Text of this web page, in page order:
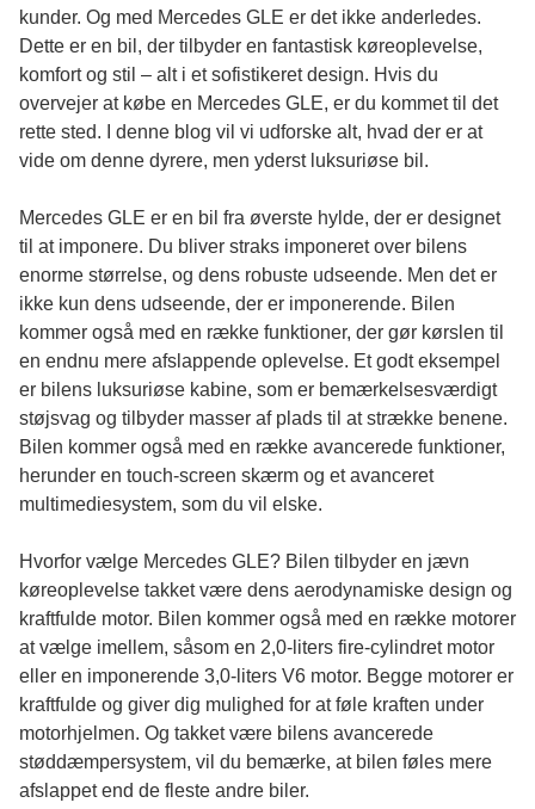
kunder. Og med Mercedes GLE er det ikke anderledes.
Dette er en bil, der tilbyder en fantastisk køreoplevelse,
komfort og stil – alt i et sofistikeret design. Hvis du
overvejer at købe en Mercedes GLE, er du kommet til det
rette sted. I denne blog vil vi udforske alt, hvad der er at
vide om denne dyrere, men yderst luksuriøse bil.
Mercedes GLE er en bil fra øverste hylde, der er designet
til at imponere. Du bliver straks imponeret over bilens
enorme størrelse, og dens robuste udseende. Men det er
ikke kun dens udseende, der er imponerende. Bilen
kommer også med en række funktioner, der gør kørslen til
en endnu mere afslappende oplevelse. Et godt eksempel
er bilens luksuriøse kabine, som er bemærkelsesværdigt
støjsvag og tilbyder masser af plads til at strække benene.
Bilen kommer også med en række avancerede funktioner,
herunder en touch-screen skærm og et avanceret
multimediesystem, som du vil elske.
Hvorfor vælge Mercedes GLE? Bilen tilbyder en jævn
køreoplevelse takket være dens aerodynamiske design og
kraftfulde motor. Bilen kommer også med en række motorer
at vælge imellem, såsom en 2,0-liters fire-cylindret motor
eller en imponerende 3,0-liters V6 motor. Begge motorer er
kraftfulde og giver dig mulighed for at føle kraften under
motorhjelmen. Og takket være bilens avancerede
støddæmpersystem, vil du bemærke, at bilen føles mere
afslappet end de fleste andre biler.